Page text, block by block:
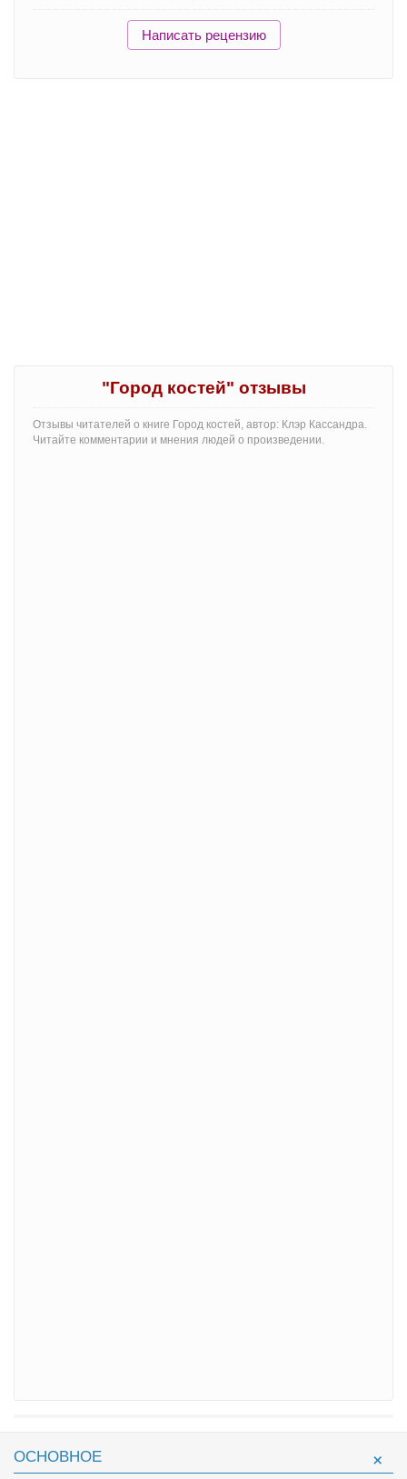
Написать рецензию
"Город костей" отзывы
Отзывы читателей о книге Город костей, автор: Клэр Кассандра.
Читайте комментарии и мнения людей о произведении.
ОСНОВНОЕ